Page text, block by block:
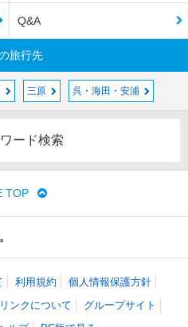
Q&A
旅行先
三原 呉・海田・安浦
ード検索
TOP
利用規約
個人情報保護方針
リンクについて
グループサイト